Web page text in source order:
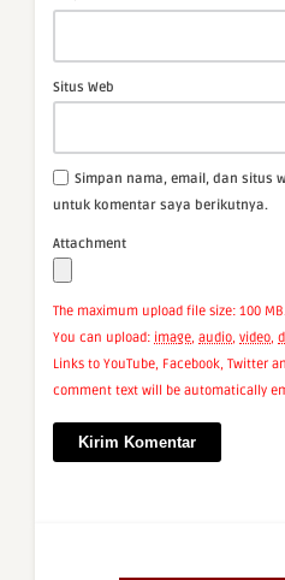
Situs Web
Simpan nama, email, dan situs
untuk komentar saya berikutnya.
Attachment
The maximum upload file size: 100 MB.
You can upload: image, audio, video,
Links to YouTube, Facebook, Twitter
comment text will be automatically